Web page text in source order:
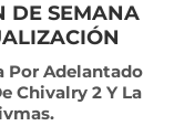
DE SEMANA
Por Adelantado
Chivalry 2 Y La